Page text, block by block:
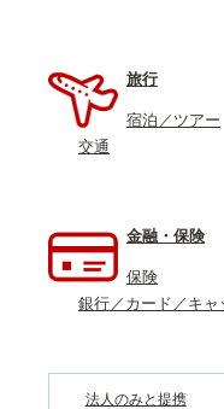
旅行
宿泊／ツアー
交通
金融・保険
保険
銀行／カード／キャ
法人のみと提携